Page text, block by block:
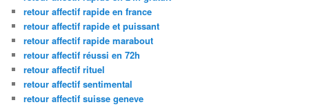
retour affectif rapide en france
retour affectif rapide et puissant
retour affectif rapide marabout
retour affectif réussi en 72h
retour affectif rituel
retour affectif sentimental
retour affectif suisse geneve